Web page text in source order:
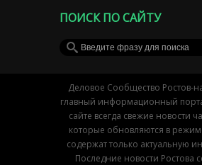
ПОИСК ПО САЙТУ
Деловое Сообщество Ростов-
главный информационный
сайте всегда свежие новости
которые обновляются в
содержат только актуальную
Последние новости Ростова